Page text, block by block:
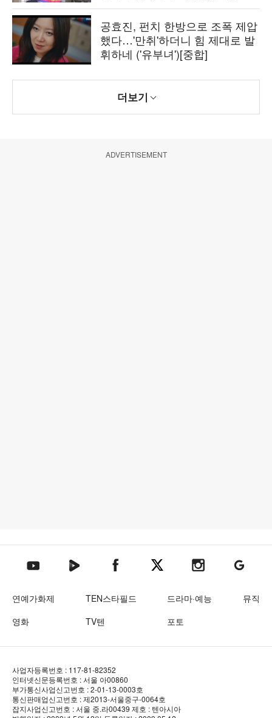
공효진, 펀치 한방으로 조폭 제압
했다…'만취'하더니 힘 제대로 발
휘하네 ('유부녀')[중합]
더보기
ADVERTISEMENT
텐아시아 유튜브텐아시아 네이버TV텐아시아 페이스북텐아시아 엑스텐아시아 인스타그램
텐아시아
연예가화제 TEN스타필드 드라마·예능
뮤직
영화
TV텐 포토
사업자등록번호 : 117-81-82352
인터넷신문등록번호 : 서울 아00860
부가통신사업신고번호 : 2-01-13-0003호
통신판매업신고번호 : 제2013-서울중구-0064호
잡지사업신고번호 : 서울 중.라00439 제호 : 텐아시아